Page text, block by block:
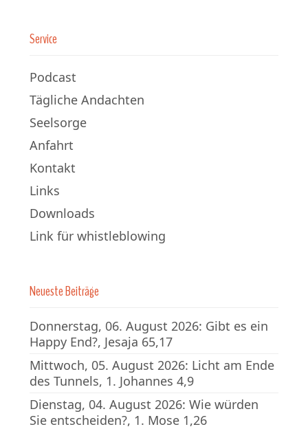
Service
Podcast
Tägliche Andachten
Seelsorge
Anfahrt
Kontakt
Links
Downloads
Link für whistleblowing
Neueste Beiträge
Donnerstag, 06. August 2026: Gibt es ein
Happy End?, Jesaja 65,17
Mittwoch, 05. August 2026: Licht am Ende
des Tunnels, 1. Johannes 4,9
Dienstag, 04. August 2026: Wie würden
Sie entscheiden?, 1. Mose 1,26